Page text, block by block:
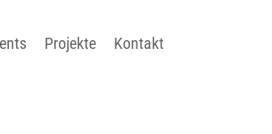
Projekte Kontakt